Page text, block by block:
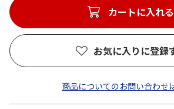
カートに入れる
お気に入りに登録
商品についてのお問い合わせ